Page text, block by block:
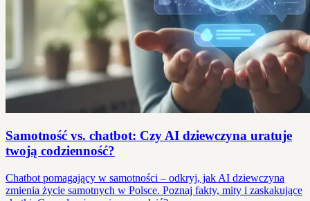
Samotność vs. chatbot: Czy AI dziewczyna uratuje
twoją codzienność?
Chatbot pomagający w samotności – odkryj, jak AI dziewczyna
zmienia życie samotnych w Polsce. Poznaj fakty, mity i zaskakujące